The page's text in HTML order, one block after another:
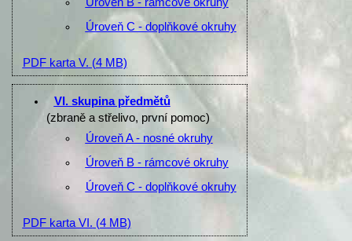
Úroveň C - doplňkové okruhy
PDF karta V. (4 MB)
VI. skupina předmětů
(zbraně a střelivo, první pomoc)
Úroveň A - nosné okruhy
Úroveň B - rámcové okruhy
Úroveň C - doplňkové okruhy
PDF karta VI. (4 MB)